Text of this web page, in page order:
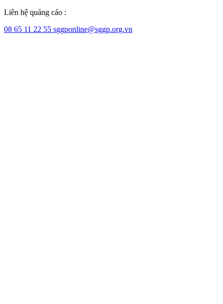
Liên hệ quảng cáo :
08 65 11 22 55 sggponline@sggp.org.vn